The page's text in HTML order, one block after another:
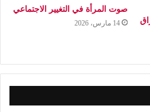
صوت المرأة في التغيير الاجتماعي
14 مارس، 2026